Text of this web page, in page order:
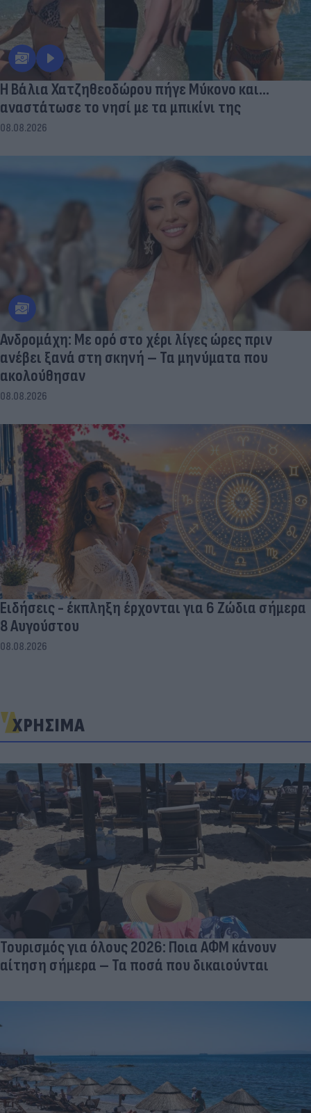
Η Βάλια Χατζηθεοδώρου πήγε Μύκονο και...
αναστάτωσε το νησί με τα μπικίνι της
08.08.2026
Ανδρομάχη: Με ορό στο χέρι λίγες ώρες πριν
ανέβει ξανά στη σκηνή – Τα μηνύματα που
ακολούθησαν
08.08.2026
Ειδήσεις - έκπληξη έρχονται για 6 Ζώδια σήμερα
8 Αυγούστου
08.08.2026
ΧΡΗΣΙΜΑ
Τουρισμός για όλους 2026: Ποια ΑΦΜ κάνουν
αίτηση σήμερα – Τα ποσά που δικαιούνται